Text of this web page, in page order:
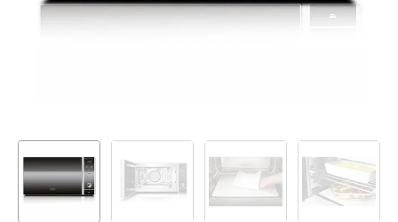
Telefoni, planšetdatori
Iebūvējamā tehnika